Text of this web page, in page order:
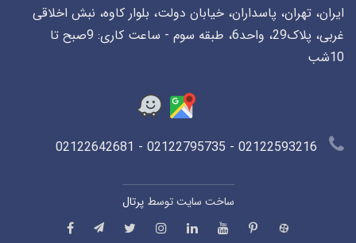
ایران، تهران، پاسداران، خیابان دولت، بلوار کاوه، نبش اخلاقی
غربی، پلاک29، واحد6، طبقه سوم - ساعت کاری: 9صبح تا
10شب
ساخت سایت توسطپرتال